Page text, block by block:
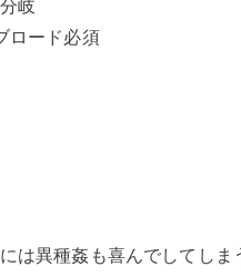
岐
ロード必須
は異種姦も喜んでしてしま